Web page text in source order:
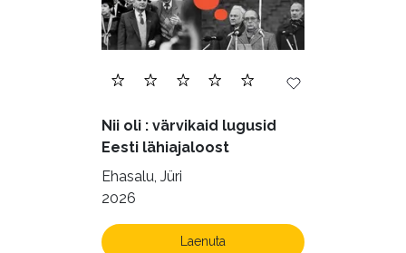
Nii oli : värvikaid lugusid
Eesti lähiajaloost
Ehasalu, Jüri
2026
Laenuta